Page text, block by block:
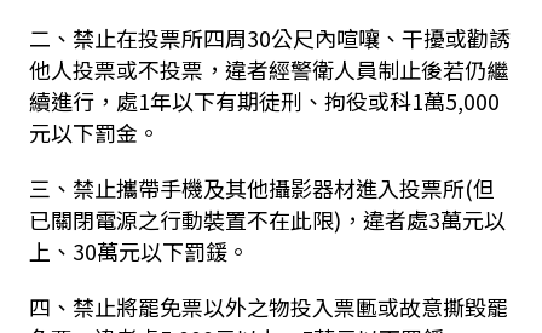
二、禁止在投票所四周30公尺內喧嚷、干擾或勸誘
他人投票或不投票，違者經警衛人員制止後若仍繼
續進行，處1年以下有期徒刑、拘役或科1萬5,000
元以下罰金。
三、禁止攜帶手機及其他攝影器材進入投票所(但
已關閉電源之行動裝置不在此限) ，違者處3萬元以
上、 30萬元以下罰鍰。
四、禁止將罷免票以外之物投入票匭或故意撕毀罷